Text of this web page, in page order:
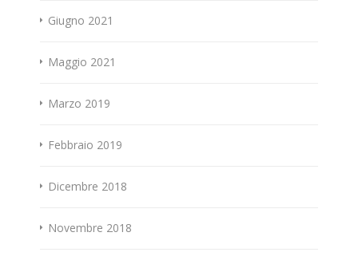
Giugno 2021
Maggio 2021
Marzo 2019
Febbraio 2019
Dicembre 2018
Novembre 2018